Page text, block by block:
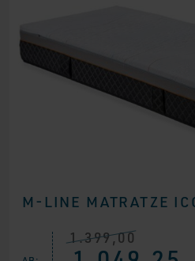
M-LINE MATRATZE
1.399,00
Ursprünglicher
Preis
Aktueller
Preis